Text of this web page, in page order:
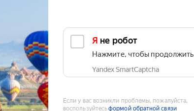
Я не робот
Нажмите, чтобы продолжить
Yandex SmartCaptcha
Если у вас возникли проблемы, пожалуйста,
воспользуйтесьформой обратной связи